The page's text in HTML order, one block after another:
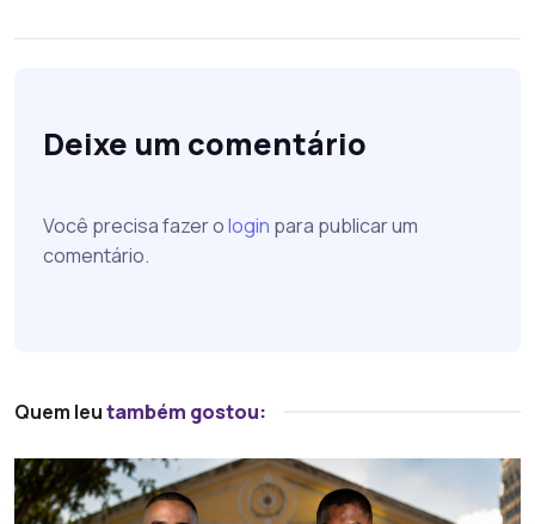
Deixe um comentário
Você precisa fazer ologin para publicar um
comentário.
Quem leutambém gostou: